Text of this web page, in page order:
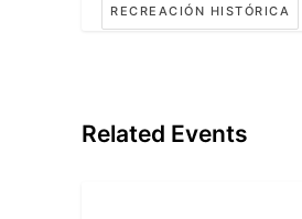
RECREACIÓN HISTÓRICA
Related Events